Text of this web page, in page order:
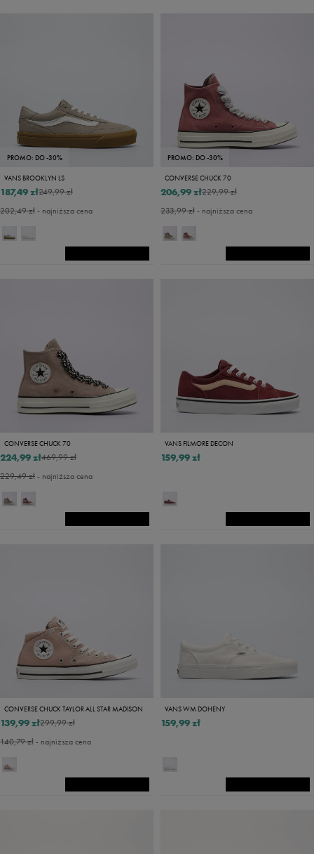
PROMO: DO -30%
VANS BROOKLYN LS
249,99 zł
187,49 zł
202,49 zł- najniższa cena
PROMO: DO -30%
CONVERSE CHUCK 70
229,99 zł
206,99 zł
233,99 zł- najniższa cena
CONVERSE CHUCK 70
469,99 zł
224,99 zł
229,49 zł- najniższa cena
VANS FILMORE DECON
159,99 zł
CONVERSE CHUCK TAYLOR ALL STAR MADISON
299,99 zł
139,99 zł
140,79 zł- najniższa cena
VANS WM DOHENY
159,99 zł